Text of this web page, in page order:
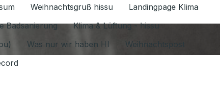
Datenschutz 1.6.2026 umschalten
Weihnachtsgruß hissu
Landingpage Klima
Badsanierung
Klima & Lüftung - hissu
Was nur wir haben HI
Weihnachtspost